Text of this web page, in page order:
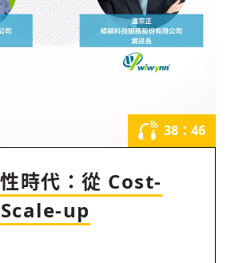
社會
38：46
時代：從 Cost-
up